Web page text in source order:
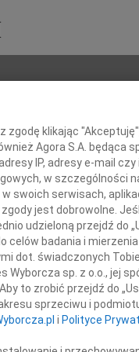
od nas
bratowa
klikając
Agora S.A. będąca
IP, adresy e-mail
w szczególności
swoich serwisach,
jest dobrowolne.
udzieloną przejdź do
celów badania i
dot. świadczonych
sp. z o.o., jej
to zrobić przejdź do
sprzeciwu i
i Polityce